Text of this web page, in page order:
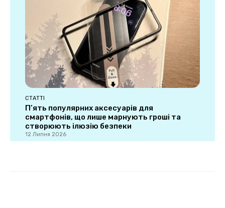
СТАТТІ
П’ять популярних аксесуарів для
смартфонів, що лише марнують гроші та
створюють ілюзію безпеки
12 Липня 2026